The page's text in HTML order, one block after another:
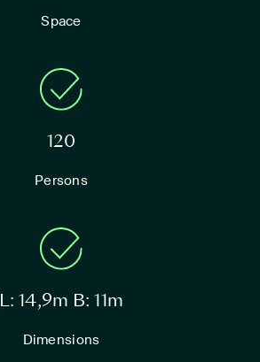
Space
120
Persons
L: 14,9m B: 11m
Dimensions